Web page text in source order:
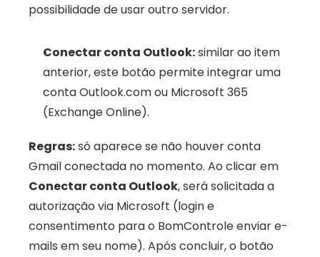
possibilidade de usar outro servidor.
Conectar conta Outlook: similar ao item
anterior, este botão permite integrar uma
conta Outlook.com ou Microsoft 365
(Exchange Online).
Regras: só aparece se não houver conta
Conectar conta Outlook, será solicitada a
autorização via Microsoft (login e
consentimento para o BomControle enviar e-
mails em seu nome). Após concluir, o botão